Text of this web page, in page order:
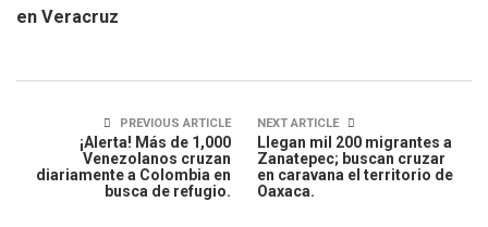
en Veracruz
PREVIOUS ARTICLE
¡Alerta! Más de 1,000
Venezolanos cruzan
diariamente a Colombia en
busca de refugio.
NEXT ARTICLE
Llegan mil 200 migrantes a
Zanatepec; buscan cruzar
en caravana el territorio de
Oaxaca.